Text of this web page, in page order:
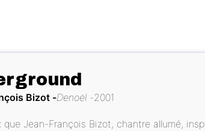
Bizot Denoël 2001
que Jean-François Bizot, chantre allumé,